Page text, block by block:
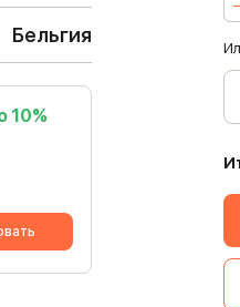
Бельгия
10%